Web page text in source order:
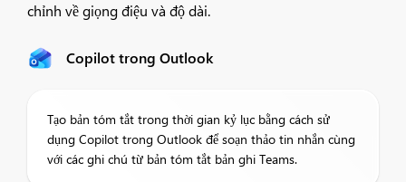
chỉnh về giọng điệu và độ dài.
Copilot trong Outlook
Tạo bản tóm tắt trong thời gian kỷ lục bằng cách sử
dụng Copilot trong Outlook để soạn thảo tin nhắn cùng
với các ghi chú từ bản tóm tắt bản ghi Teams.